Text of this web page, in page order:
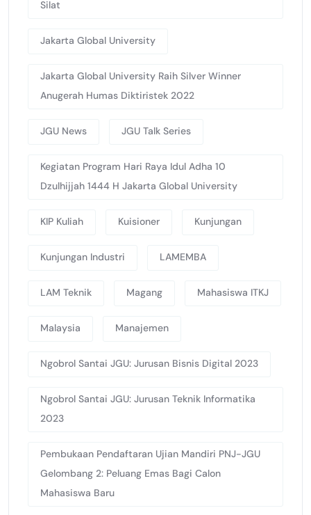
Silat
Jakarta Global University
Jakarta Global University Raih Silver Winner
Anugerah Humas Diktiristek 2022
JGU News JGU Talk Series
Kegiatan Program Hari Raya Idul Adha 10
Dzulhijjah 1444 H Jakarta Global University
KIP Kuliah Kuisioner Kunjungan
Kunjungan Industri LAMEMBA
LAM Teknik Magang Mahasiswa ITKJ
Malaysia Manajemen
Ngobrol Santai JGU: Jurusan Bisnis Digital 2023
Ngobrol Santai JGU: Jurusan Teknik Informatika
2023
Pembukaan Pendaftaran Ujian Mandiri PNJ-JGU
Gelombang 2: Peluang Emas Bagi Calon
Mahasiswa Baru